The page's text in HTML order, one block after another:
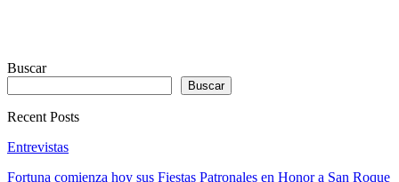
Buscar
Buscar
Recent Posts
Entrevistas
Fortuna comienza hoy sus Fiestas Patronales en Honor a San Roque